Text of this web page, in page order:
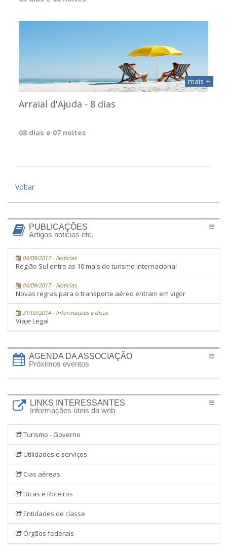
mais +
Arraial d'Ajuda - 8 dias
08 dias e 07 noites
Voltar
PUBLICAÇÕES
Artigos noticias etc.
04/09/2017 - Notícias
Região Sul entre as 10 mais do turismo internacional
04/09/2017 - Notícias
Novas regras para o transporte aéreo entram em vigor
31/03/2014 - Informações e dicas
Viaje Legal
AGENDA DA ASSOCIAÇÃO
Próximos eventos
LINKS INTERESSANTES
Informações úteis da web
Turismo - Governo
Utilidades e serviços
Cias aéreas
Dicas e Roteiros
Entidades de classe
Órgãos federais